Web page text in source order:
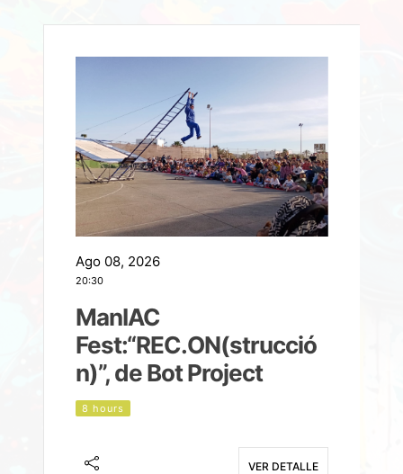
Ago 08, 2026
20:30
ManIAC
Fest:“REC.ON(strucció
n)”, de Bot Project
8 hours
VER DETALLE